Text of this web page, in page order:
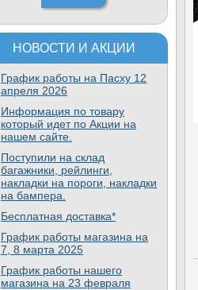
НОВОСТИ И АКЦИИ
График работы на Пасху 12
апреля 2026
Информация по товару
который идет по Акции на
нашем сайте.
Поступили на склад
багажники, рейлинги,
накладки на пороги, накладки
на бампера.
Бесплатная доставка*
График работы магазина на
7, 8 марта 2025
График работы нашего
магазина на 23 февраля